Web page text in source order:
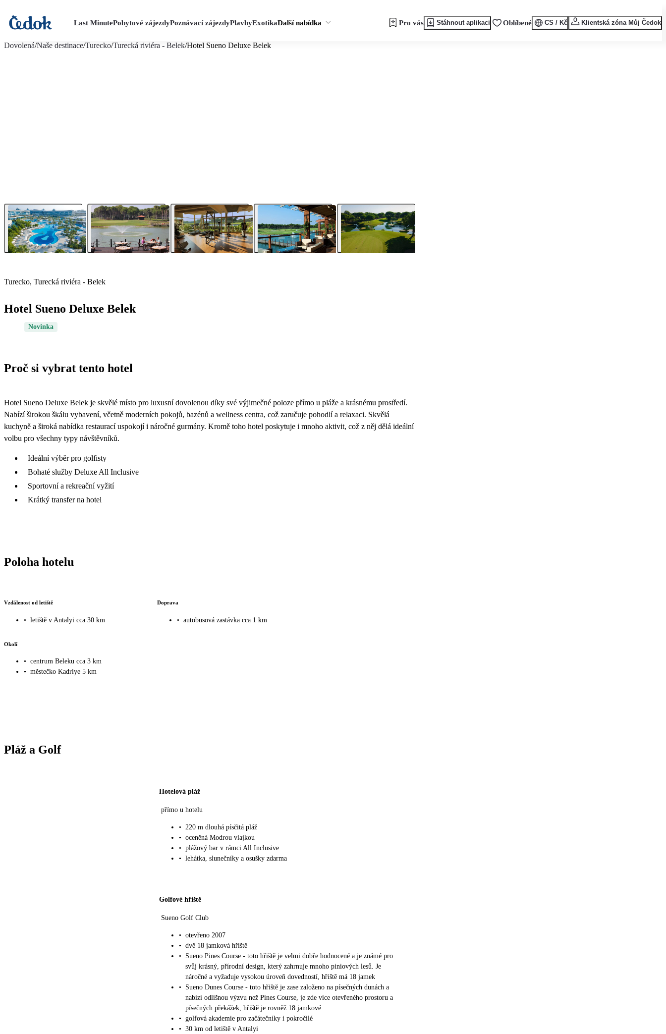
Last MinutePobytové zájezdyPoznávací zájezdyPlavbyExotikaDalší nabídka Pro vás Stáhnout aplikaci Oblíbené CS / Kč Klientská zóna Můj Čedok
Dovolená/Naše destinace/Turecko/Turecká riviéra - Belek/Hotel Sueno Deluxe Belek
Turecko, Turecká riviéra - Belek
Hotel Sueno Deluxe Belek
Novinka
Proč si vybrat tento hotel
Hotel Sueno Deluxe Belek je skvělé místo pro luxusní dovolenou díky své výjimečné poloze přímo u pláže a krásnému prostředí.
Nabízí širokou škálu vybavení, včetně moderních pokojů, bazénů a wellness centra, což zaručuje pohodlí a relaxaci. Skvělá
kuchyně a široká nabídka restaurací uspokojí i náročné gurmány. Kromě toho hotel poskytuje i mnoho aktivit, což z něj dělá ideální
volbu pro všechny typy návštěvníků.
Ideální výběr pro golfisty
Bohaté služby Deluxe All Inclusive
Sportovní a rekreační vyžití
Krátký transfer na hotel
Poloha hotelu
Vzdálenost od letiště
• letiště v Antalyi cca 30 km
Doprava
• autobusová zastávka cca 1 km
Okolí
• centrum Beleku cca 3 km
• městečko Kadriye 5 km
Pláž a Golf
Hotelová pláž
přímo u hotelu
• 220 m dlouhá písčitá pláž
• oceněná Modrou vlajkou
• plážový bar v rámci All Inclusive
• lehátka, slunečníky a osušky zdarma
Golfové hřiště
Sueno Golf Club
• otevřeno 2007
• dvě 18 jamková hřiště
•
Sueno Pines Course - toto hřiště je velmi dobře hodnocené a je známé pro
svůj krásný, přírodní design, který zahrnuje mnoho piniových lesů. Je
náročné a vyžaduje vysokou úroveň dovedností, hřiště má 18 jamek
•
Sueno Dunes Course - toto hřiště je zase založeno na písečných dunách a
nabízí odlišnou výzvu než Pines Course, je zde více otevřeného prostoru a
písečných překážek, hřiště je rovněž 18 jamkové
• golfová akademie pro začátečníky i pokročilé
• 30 km od letiště v Antalyi